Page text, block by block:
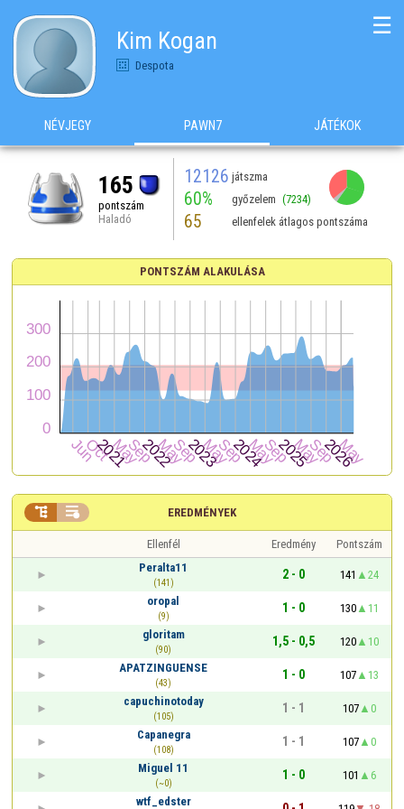
Kim Kogan
Despota
☰
NÉVJEGY PAWN7 JÁTÉKOK
165
pontszám
Haladó
12126 játszma
60% győzelem (7234)
65 ellenfelek átlagos pontszáma
PONTSZÁM ALAKULÁSA
EREDMÉNYEK
 
Ellenfél Eredmény
Pontszám
Peralta11
(141)
2 - 0 141
24
oropal
(9)
1 - 0 130
11
gloritam
(90)
1,5 - 0,5 120
10
APATZINGUENSE
(43)
1 - 0 107
13
capuchinotoday
(105)
1 - 1 107
0
Capanegra
(108)
1 - 1 107
0
Miguel 11
(~0)
1 - 0 101
6
wtf_edster